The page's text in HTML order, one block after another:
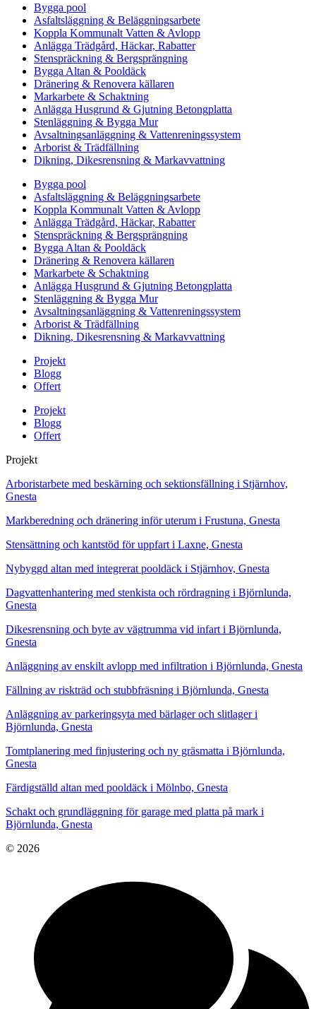
Bygga pool
Asfaltsläggning & Beläggningsarbete
Koppla Kommunalt Vatten & Avlopp
Anlägga Trädgård, Häckar, Rabatter
Stenspräckning & Bergsprängning
Bygga Altan & Pooldäck
Dränering & Renovera källaren
Markarbete & Schaktning
Anlägga Husgrund & Gjutning Betongplatta
Stenläggning & Bygga Mur
Avsaltningsanläggning & Vattenreningssystem
Arborist & Trädfällning
Dikning, Dikesrensning & Markavvattning
Bygga pool
Asfaltsläggning & Beläggningsarbete
Koppla Kommunalt Vatten & Avlopp
Anlägga Trädgård, Häckar, Rabatter
Stenspräckning & Bergsprängning
Bygga Altan & Pooldäck
Dränering & Renovera källaren
Markarbete & Schaktning
Anlägga Husgrund & Gjutning Betongplatta
Stenläggning & Bygga Mur
Avsaltningsanläggning & Vattenreningssystem
Arborist & Trädfällning
Dikning, Dikesrensning & Markavvattning
Projekt
Blogg
Offert
Projekt
Blogg
Offert
Projekt
Arboristarbete med beskärning och sektionsfällning i Stjärnhov,
Gnesta
Markberedning och dränering inför uterum i Frustuna, Gnesta
Stensättning och kantstöd för uppfart i Laxne, Gnesta
Nybyggd altan med integrerat pooldäck i Stjärnhov, Gnesta
Dagvattenhantering med stenkista och rördragning i Björnlunda,
Gnesta
Dikesrensning och byte av vägtrumma vid infart i Björnlunda,
Gnesta
Anläggning av enskilt avlopp med infiltration i Björnlunda, Gnesta
Fällning av riskträd och stubbfräsning i Björnlunda, Gnesta
Anläggning av parkeringsyta med bärlager och slitlager i
Björnlunda, Gnesta
Tomtplanering med finjustering och ny gräsmatta i Björnlunda,
Gnesta
Färdigställd altan med pooldäck i Mölnbo, Gnesta
Schakt och grundläggning för garage med platta på mark i
Björnlunda, Gnesta
© 2026